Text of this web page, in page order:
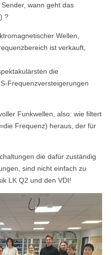
wann geht das
?
Wellen,
ist verkauft,
die
Frequenzversteigerungen
Funkwellen, also: wie filtert
Frequenz) heraus, der für
die dafür zuständig
sind nicht einfach zu
LK Q2 und den VDI!